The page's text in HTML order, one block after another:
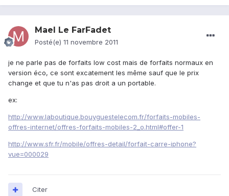
Mael Le FarFadet
Posté(e) 11 novembre 2011
je ne parle pas de forfaits low cost mais de forfaits normaux en
version éco, ce sont excatement les même sauf que le prix
change et que tu n'as pas droit a un portable.
ex:
http://www.laboutique.bouyguestelecom.fr/forfaits-mobiles-
offres-internet/offres-forfaits-mobiles-2_o.html#offer-1
http://www.sfr.fr/mobile/offres-detail/forfait-carre-iphone?
vue=000029
Citer